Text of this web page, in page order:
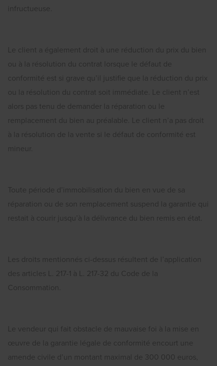
infructueuse.
Le client a également droit à une réduction du prix du bien
ou à la résolution du contrat lorsque le défaut de
conformité est si grave qu’il justifie que la réduction du prix
ou la résolution du contrat soit immédiate. Le client n’est
alors pas tenu de demander la réparation ou le
remplacement du bien au préalable. Le client n’a pas droit
à la résolution de la vente si le défaut de conformité est
mineur.
Toute période d’immobilisation du bien en vue de sa
réparation ou de son remplacement suspend la garantie qui
restait à courir jusqu’à la délivrance du bien remis en état.
Les droits mentionnés ci-dessus résultent de l’application
des articles L. 217-1 à L. 217-32 du Code de la
Consommation.
Le vendeur qui fait obstacle de mauvaise foi à la mise en
œuvre de la garantie légale de conformité encourt une
amende civile d’un montant maximal de 300 000 euros,